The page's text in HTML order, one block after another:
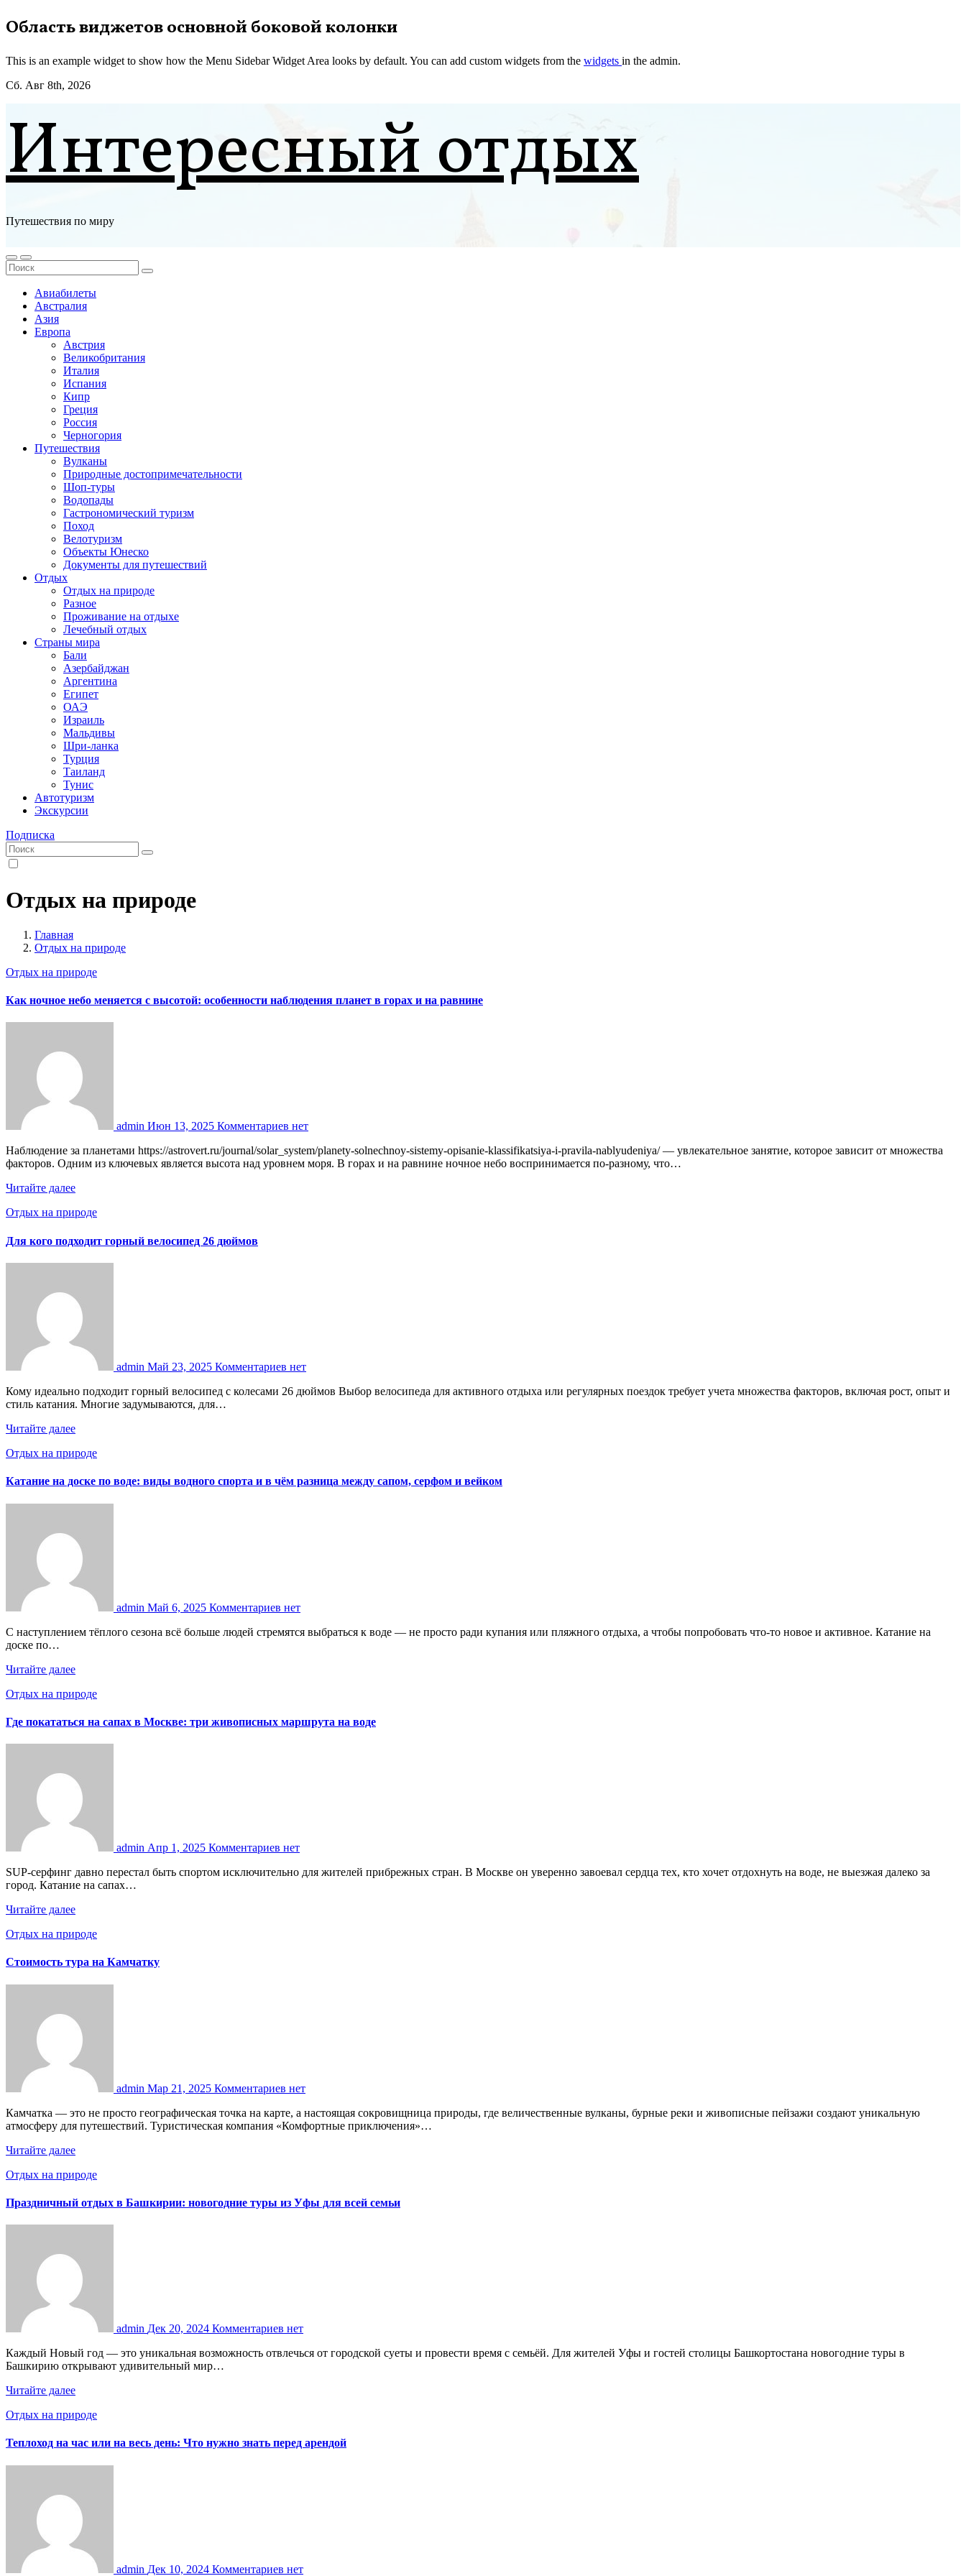
Перейти
к
Область виджетов основной боковой колонки
This is an example widget to show how the Menu Sidebar Widget Area looks by default. You can add custom widgets from the widgets in the admin.
Сб. Авг 8th, 2026
Интересный отдых
Путешествия по миру
Авиабилеты
Австралия
Азия
Европа
Австрия
Великобритания
Италия
Испания
Кипр
Греция
Россия
Черногория
Путешествия
Вулканы
Природные достопримечательности
Шоп-туры
Водопады
Гастрономический туризм
Поход
Велотуризм
Объекты Юнеско
Документы для путешествий
Отдых
Отдых на природе
Разное
Проживание на отдыхе
Лечебный отдых
Страны мира
Бали
Азербайджан
Аргентина
Египет
ОАЭ
Израиль
Мальдивы
Шри-ланка
Турция
Таиланд
Тунис
Автотуризм
Экскурсии
Подписка
Отдых на природе
Главная
Отдых на природе
Отдых на природе
Как ночное небо меняется с высотой: особенности наблюдения планет в горах и на равнине
admin Июн 13, 2025 Комментариев нет
Наблюдение за планетами https://astrovert.ru/journal/solar_system/planety-solnechnoy-sistemy-opisanie-klassifikatsiya-i-pravila-nablyudeniya/ — увлекательное занятие, которое зависит от множества
факторов. Одним из ключевых является высота над уровнем моря. В горах и на равнине ночное небо воспринимается по-разному, что…
Читайте далее
Отдых на природе
Для кого подходит горный велосипед 26 дюймов
admin Май 23, 2025 Комментариев нет
Кому идеально подходит горный велосипед с колесами 26 дюймов Выбор велосипеда для активного отдыха или регулярных поездок требует учета множества факторов, включая рост, опыт и
стиль катания. Многие задумываются, для…
Читайте далее
Отдых на природе
Катание на доске по воде: виды водного спорта и в чём разница между сапом, серфом и вейком
admin Май 6, 2025 Комментариев нет
С наступлением тёплого сезона всё больше людей стремятся выбраться к воде — не просто ради купания или пляжного отдыха, а чтобы попробовать что-то новое и активное. Катание на
доске по…
Читайте далее
Отдых на природе
Где покататься на сапах в Москве: три живописных маршрута на воде
admin Апр 1, 2025 Комментариев нет
SUP-серфинг давно перестал быть спортом исключительно для жителей прибрежных стран. В Москве он уверенно завоевал сердца тех, кто хочет отдохнуть на воде, не выезжая далеко за
город. Катание на сапах…
Читайте далее
Отдых на природе
Стоимость тура на Камчатку
admin Мар 21, 2025 Комментариев нет
Камчатка — это не просто географическая точка на карте, а настоящая сокровищница природы, где величественные вулканы, бурные реки и живописные пейзажи создают уникальную
атмосферу для путешествий. Туристическая компания «Комфортные приключения»…
Читайте далее
Отдых на природе
Праздничный отдых в Башкирии: новогодние туры из Уфы для всей семьи
admin Дек 20, 2024 Комментариев нет
Каждый Новый год — это уникальная возможность отвлечься от городской суеты и провести время с семьёй. Для жителей Уфы и гостей столицы Башкортостана новогодние туры в
Башкирию открывают удивительный мир…
Читайте далее
Отдых на природе
Теплоход на час или на весь день: Что нужно знать перед арендой
admin Дек 10, 2024 Комментариев нет